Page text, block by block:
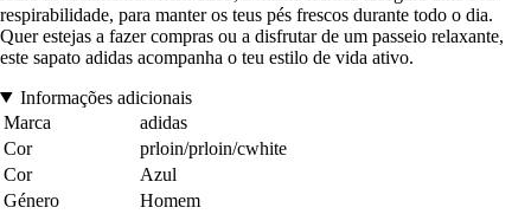
respirabilidade, para manter os teus pés frescos durante todo o dia.
Quer estejas a fazer compras ou a disfrutar de um passeio relaxante,
este sapato adidas acompanha o teu estilo de vida ativo.
Informações adicionais
Marca
adidas
Cor
prloin/prloin/cwhite
Cor
Azul
Género
Homem